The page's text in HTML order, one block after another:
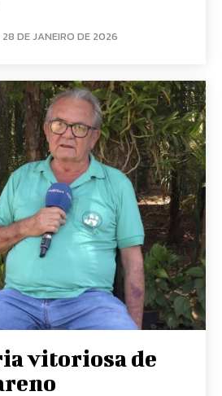
28 DE JANEIRO DE 2026
vitoriosa de